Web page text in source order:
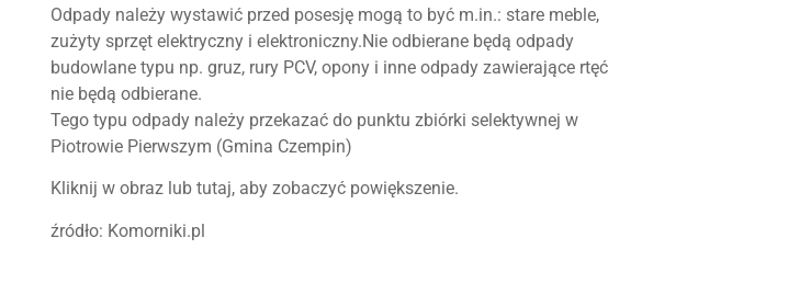
Odpady należy wystawić przed posesję mogą to być m.in.: stare meble,
zużyty sprzęt elektryczny i elektroniczny.Nie odbierane będą odpady
budowlane typu np. gruz, rury PCV, opony i inne odpady zawierające rtęć
nie będą odbierane.
Tego typu odpady należy przekazać do punktu zbiórki selektywnej w
Piotrowie Pierwszym (Gmina Czempin)
Kliknij w obraz lub tutaj, aby zobaczyć powiększenie.
źródło: Komorniki.pl